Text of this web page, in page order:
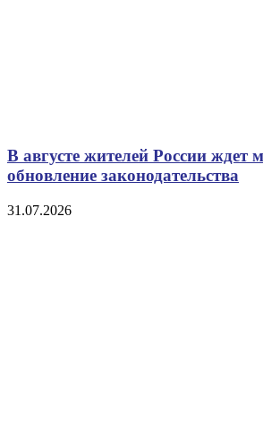
В августе жителей России ждет
обновление законодательства
31.07.2026